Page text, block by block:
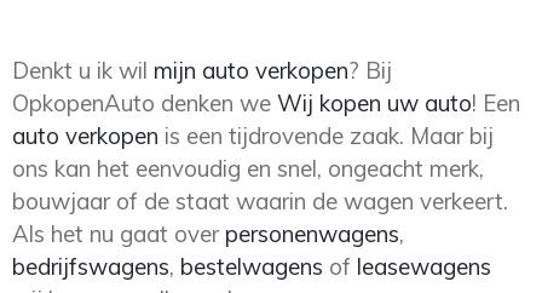
Denkt u ik wil mijn auto verkopen? Bij
OpkopenAuto denken we Wij kopen uw auto! Een
auto verkopen is een tijdrovende zaak. Maar bij
ons kan het eenvoudig en snel, ongeacht merk,
bouwjaar of de staat waarin de wagen verkeert.
Als het nu gaat over personenwagens,
bedrijfswagens, bestelwagens of leasewagens